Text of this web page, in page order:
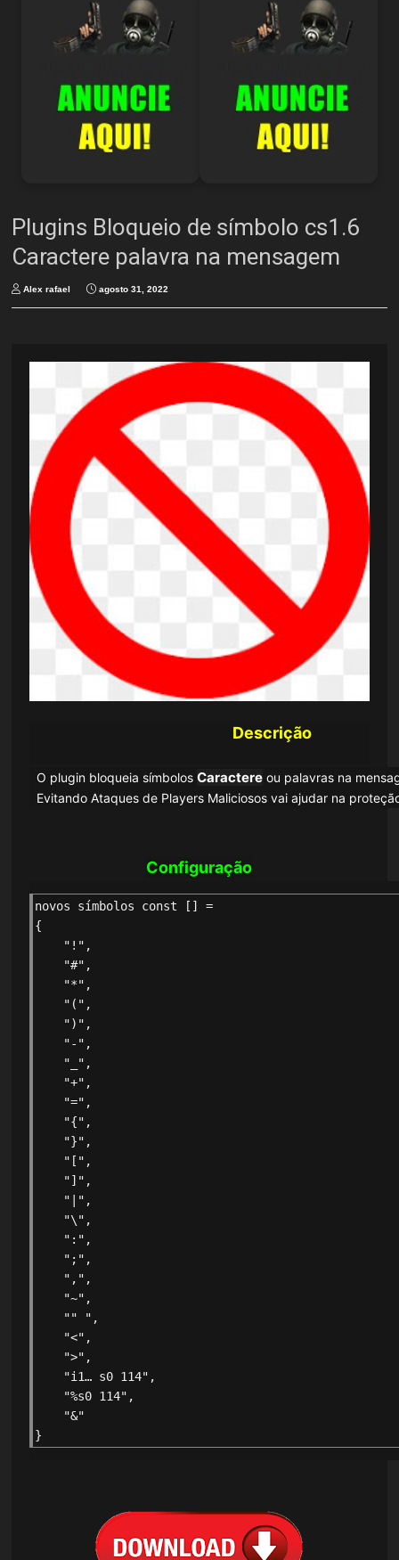
Plugins Bloqueio de símbolo cs1.6
Caractere palavra na mensagem
Alex rafael agosto 31, 2022
Descrição
O plugin bloqueia símbolosCaractere ou palavras na
Evitando Ataques de Players Maliciosos vai ajudar na
Configuração
novos símbolos const [] =
{
    "!",
    "#",
    "*",
    "(",
    ")",
    "-",
    "_",
    "+",
    "=",
    "{",
    "}",
    "[",
    "]",
    "|",
    "\",
    ":",
    ";",
    ",",
    "~",
    "" ",
    "<",
    ">",
    "i1… s0 114",
    "%s0 114",
    "&"
}